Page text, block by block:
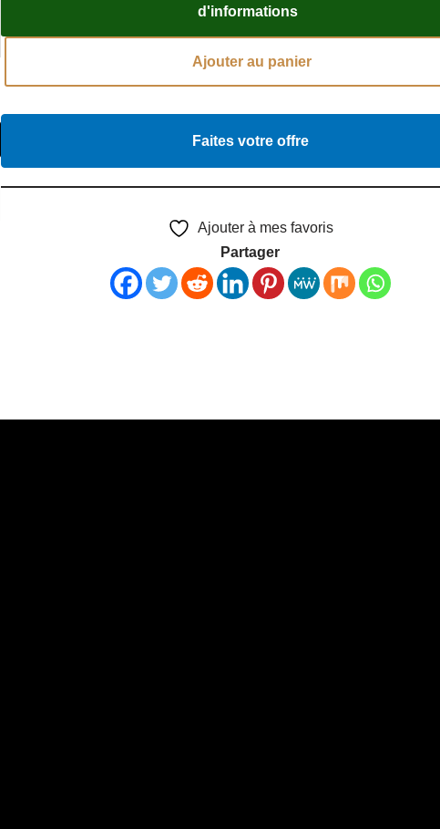
d'informations
Ajouter au panier
Faites votre offre
Ajouter à mes favoris
Partager